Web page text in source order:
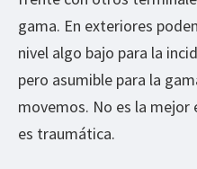
gama. En exteriores
nivel algo bajo para la
pero asumible para la
movemos. No es la mejor
es traumática.